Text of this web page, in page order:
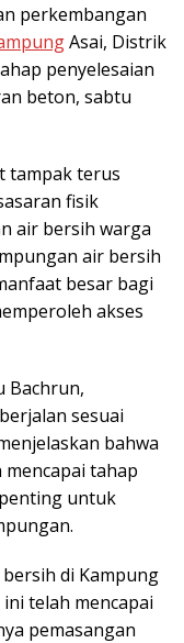
perkembangan
Asai, Distrik
penyelesaian
beton, sabtu
tampak terus
fisik
air bersih warga
air bersih
besar bagi
akses
Bachrun,
sesuai
bahwa
tahap
untuk
di Kampung
telah mencapai
pemasangan